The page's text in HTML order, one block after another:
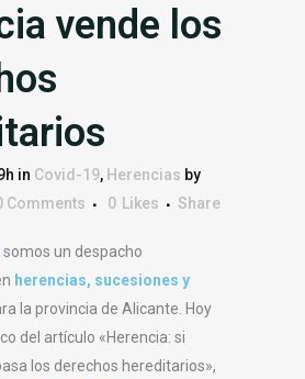
vende los
in Covid-19, Herencias by
Comments 0 Likes Share
somos un despacho
herencias, sucesiones y
la provincia de Alicante. Hoy
del artículo «Herencia: si
los derechos hereditarios»,